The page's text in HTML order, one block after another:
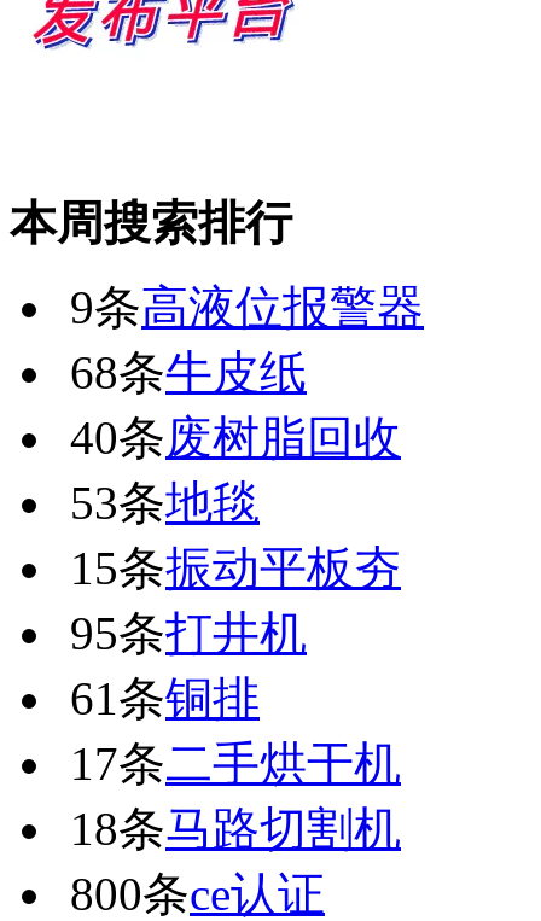
本周搜索排行
9条高液位报警器
68条牛皮纸
40条废树脂回收
53条地毯
15条振动平板夯
95条打井机
61条铜排
17条二手烘干机
18条马路切割机
800条ce认证